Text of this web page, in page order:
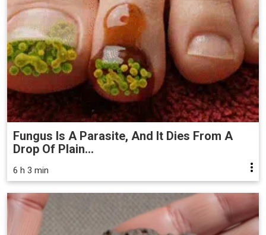
Fungus Is A Parasite, And It Dies From A
Drop Of Plain...
6 h 3 min